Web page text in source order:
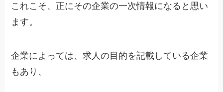
これこそ、正にその企業の一次情報になると思い
ます。
企業によっては、求人の目的を記載している企業
もあり、